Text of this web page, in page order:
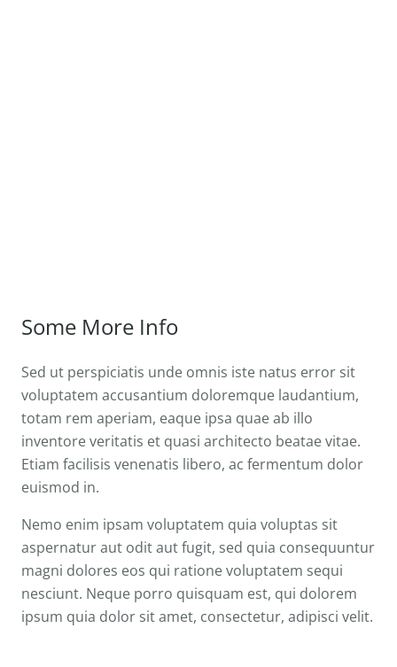
Some More Info
Sed ut perspiciatis unde omnis iste natus error sit
voluptatem accusantium doloremque laudantium,
totam rem aperiam, eaque ipsa quae ab illo
inventore veritatis et quasi architecto beatae vitae.
Etiam facilisis venenatis libero, ac fermentum dolor
euismod in.
Nemo enim ipsam voluptatem quia voluptas sit
aspernatur aut odit aut fugit, sed quia consequuntur
magni dolores eos qui ratione voluptatem sequi
nesciunt. Neque porro quisquam est, qui dolorem
ipsum quia dolor sit amet, consectetur, adipisci velit.